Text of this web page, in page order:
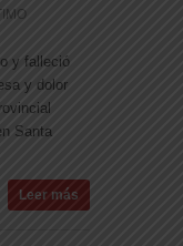
y falleció
y dolor
Santa
Leer más